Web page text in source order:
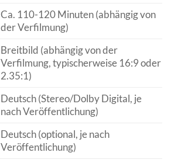
Ca. 110-120 Minuten (abhängig von
der Verfilmung)
Breitbild (abhängig von der
Verfilmung, typischerweise 16:9 oder
2.35:1)
Deutsch (Stereo/Dolby Digital, je
nach Veröffentlichung)
Deutsch (optional, je nach
Veröffentlichung)